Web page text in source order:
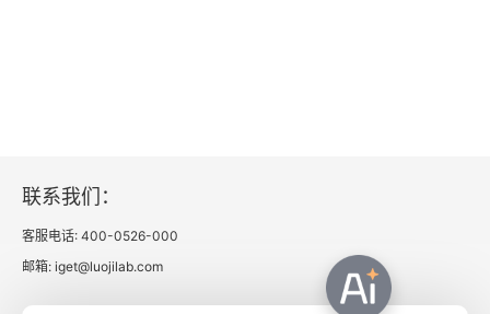
联系我们：
客服电话: 400-0526-000
邮箱: iget@luojilab.com